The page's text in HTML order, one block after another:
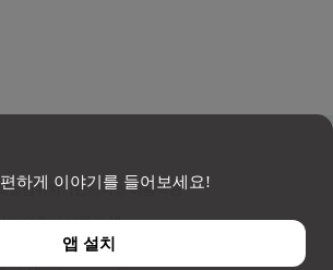
하게 이야기를 들어보세요!
앱 설치
방침위치기반서비스 이용약관
도 원주시 세계로 10
50707 TEL : 033-738-3000